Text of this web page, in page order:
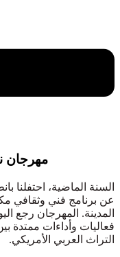
مهرجان
السنة الماضية، احتفلنا
عن برنامج فني وثقافي
المدينة. المهرجان رجع
التراث العربي الأمريكي.